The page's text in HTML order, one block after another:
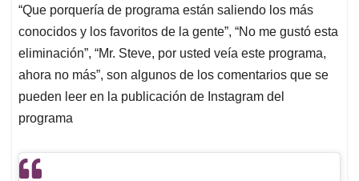
“Que porquería de programa están saliendo los más
conocidos y los favoritos de la gente”, “No me gustó esta
eliminación”, “Mr. Steve, por usted veía este programa,
ahora no más”, son algunos de los comentarios que se
pueden leer en la publicación de Instagram del
programa